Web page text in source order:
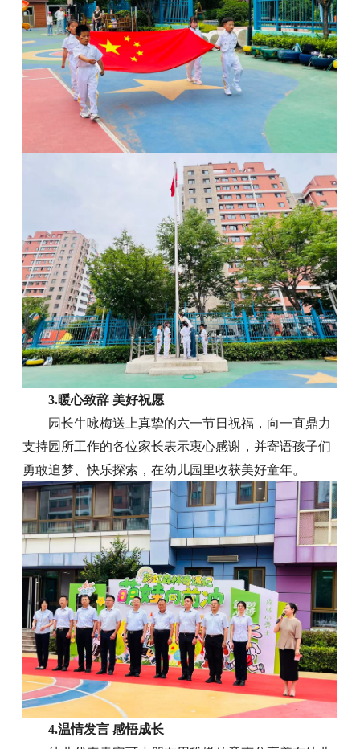
3.暖心致辞 美好祝愿
园长牛咏梅送上真挚的六一节日祝福，向一直鼎力
支持园所工作的各位家长表示衷心感谢，并寄语孩子们
勇敢追梦、快乐探索，在幼儿园里收获美好童年。
4.温情发言 感悟成长